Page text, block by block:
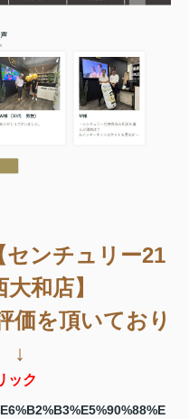
ンチュリー21
和店】
を頂いており
↓
ック